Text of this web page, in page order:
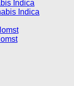
Indica
Indica